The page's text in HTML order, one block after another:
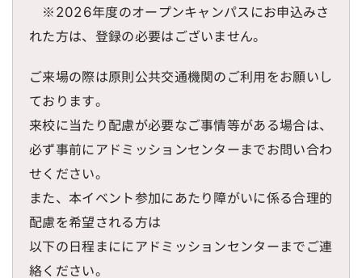
※2026年度のオープンキャンパスにお申込みさ
れた方は、登録の必要はございません。
ご来場の際は原則公共交通機関のご利用をお願いし
ております。
来校に当たり配慮が必要なご事情等がある場合は、
必ず事前にアドミッションセンターまでお問い合わ
せください。
また、本イベント参加にあたり障がいに係る合理的
配慮を希望される方は
以下の日程まににアドミッションセンターまでご連
絡ください。